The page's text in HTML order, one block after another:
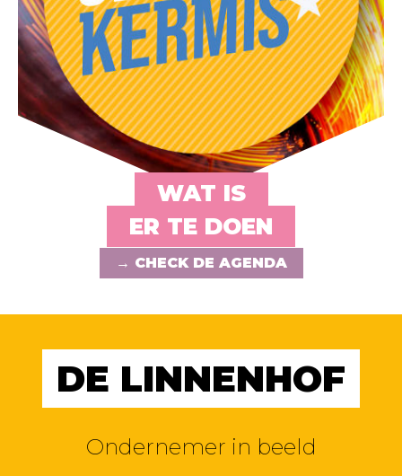
WAT IS
ER TE DOEN
→ CHECK DE AGENDA
DE LINNENHOF
Ondernemer in beeld